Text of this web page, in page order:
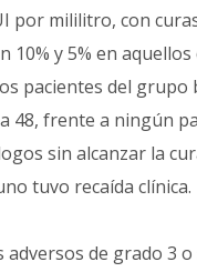
por mililitro, con
y 5% en
pacientes del
48, frente a ningún
sin alcanzar la
tuvo recaída clínica.
adversos de grado 3